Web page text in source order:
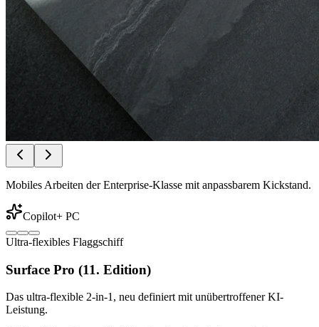
Mobiles Arbeiten der Enterprise-Klasse mit anpassbarem Kickstand.
Copilot+ PC
Ultra-flexibles Flaggschiff
Surface Pro (11. Edition)
Das ultra-flexible 2-in-1, neu definiert mit unübertroffener KI-
Leistung.